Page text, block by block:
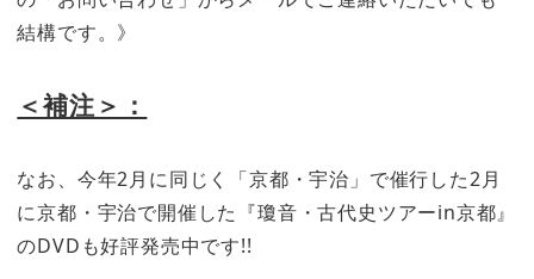
結構です。》
＜補注＞：
なお、今年2月に同じく「京都・宇治」で催行した2月
に京都・宇治で開催した『瓊音・古代史ツアーin京都』
のDVDも好評発売中です!!